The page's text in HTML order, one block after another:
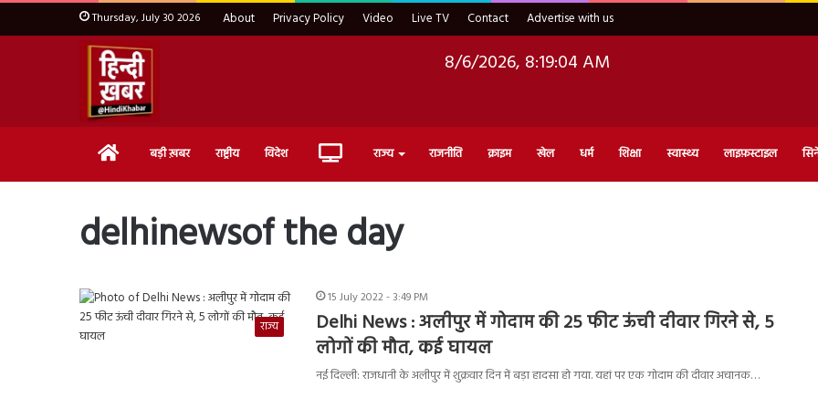
Thursday, July 30 2026 About Privacy Policy Video Live TV Contact Advertise with us
8/6/2026, 8:19:05 AM
Home बड़ी ख़बर राष्ट्रीय विदेश Live राज्य राजनीति क्राइम खेल धर्म शिक्षा स्वास्थ्य लाइफ़स्टाइल
delhinewsof the day
राज्य
15 July 2022 - 3:49 PM
Delhi News : अलीपुर में गोदाम की 25 फीट ऊंची दीवार गिरने से, 5
लोगों की मौत, कई घायल
नई दिल्ली: राजधानी के अलीपुर में शुक्रवार दिन में बड़ा हादसा हो गया. यहां पर एक गोदाम की दीवार अचानक…